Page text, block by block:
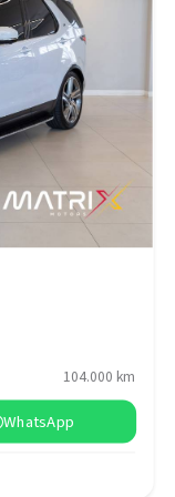
104.000 km
WhatsApp